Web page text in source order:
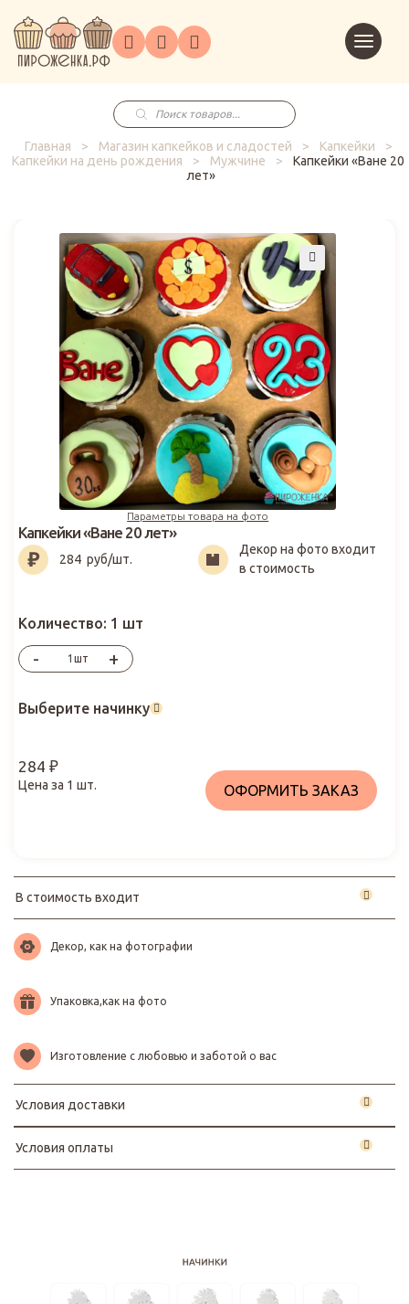
ГлавнаяКаталог
на
заказ
Праздники
Корпоративным
клиентам
в
корзину
Поиск
товаров
Главная
> Магазин капкейков и сладостей > Капкейки
>
Капкейки на день рождения
> Мужчине >
Капкейки «Ване 20
лет»
Параметры товара на фото
284₽
Капкейки «Ване 20 лет»
284 руб/шт.
Декор на фото входит
в стоимость
Количество: 1 шт
- шт +
Выберите начинку
284 ₽
Цена за 1 шт. ОФОРМИТЬ ЗАКАЗ
В стоимость входит
Декор, как на фотографии
Упаковка,как на фото
Изготовление с любовью и заботой о вас
Условия доставки
Условия оплаты